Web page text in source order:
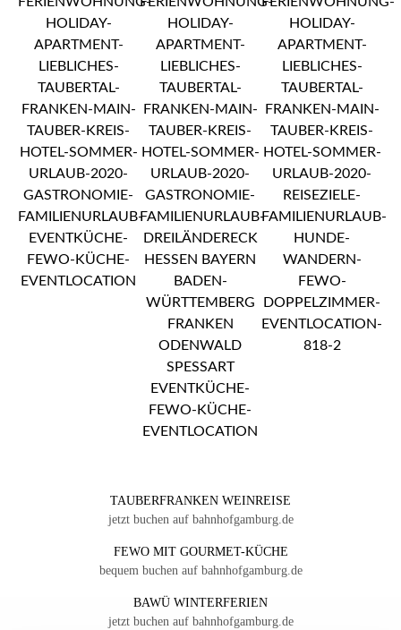
TAUBERFRANKEN WEINREISE
jetzt buchen auf bahnhofgamburg.de
FEWO MIT GOURMET-KÜCHE
bequem buchen auf bahnhofgamburg.de
BAWÜ WINTERFERIEN
jetzt buchen auf bahnhofgamburg.de